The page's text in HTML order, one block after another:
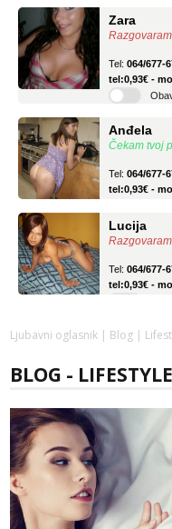
Tel: 064/677-
tel:0,93€ -
Anđela
Tel: 064/677-
tel:0,93€ -
Lucija
Tel: 064/677-
tel:0,93€ -
064/677-
Tel: 064/677-
tel:0,93€ -
Anđela
Čekam tvoj
Ljubavni oglasnik | Blog |
BLOG - LIFESTYLE